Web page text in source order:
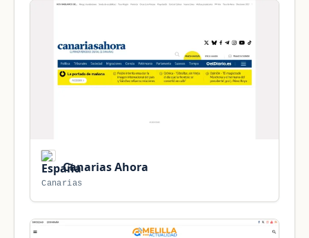
Canarias Ahora
Canarias